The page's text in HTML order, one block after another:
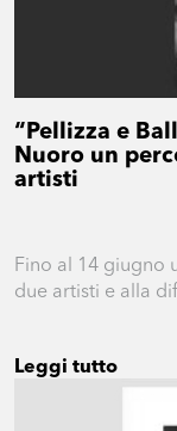
“Pellizza e
Nuoro un
artisti
Fino al 14 giugno
due artisti e alla
Leggi tutto